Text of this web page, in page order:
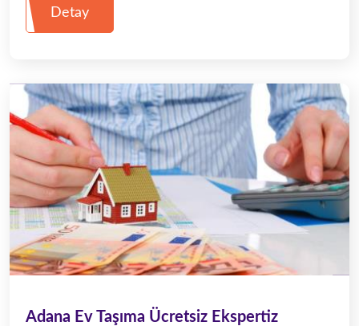
Detay
Adana Ev Taşıma Ücretsiz Ekspertiz